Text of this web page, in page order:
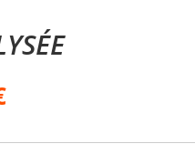
El
actual